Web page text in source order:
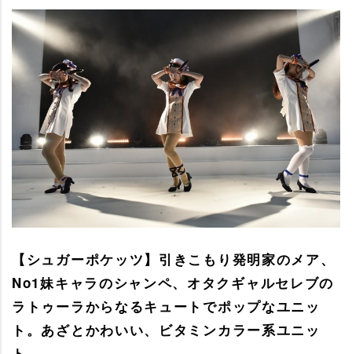
【シュガーポケッツ】引きこもり発明家のメア、
No1妹キャラのシャンペ、オタクギャルセレブの
ラトゥーラからなるキュートでポップなユニッ
ト。あざとかわいい、ビタミンカラー系ユニッ